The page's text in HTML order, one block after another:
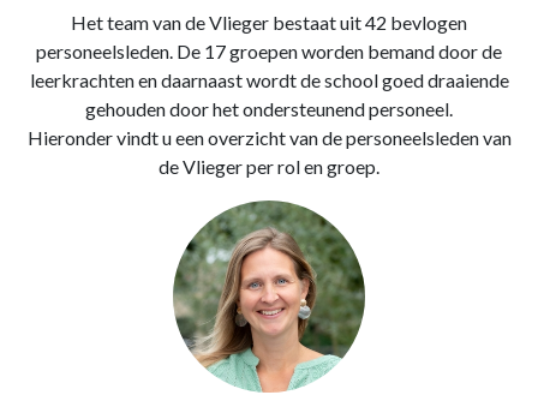
Het team van de Vlieger bestaat uit 42 bevlogen
personeelsleden. De 17 groepen worden bemand door de
leerkrachten en daarnaast wordt de school goed draaiende
gehouden door het ondersteunend personeel.
Hieronder vindt u een overzicht van de personeelsleden van
de Vlieger per rol en groep.